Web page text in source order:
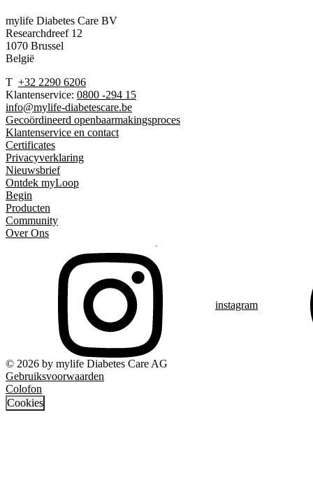
mylife Diabetes Care BV
Researchdreef 12
1070 Brussel
België
T +32 2290 6206
Klantenservice: 0800 -294 15
info@mylife-diabetescare.be
Gecoördineerd openbaarmakingsproces
Klantenservice en contact
Certificates
Privacyverklaring
Nieuwsbrief
Ontdek myLoop
Begin
Producten
Community
Over Ons
instagram
© 2026 by mylife Diabetes Care AG
Gebruiksvoorwaarden
Colofon
Cookies